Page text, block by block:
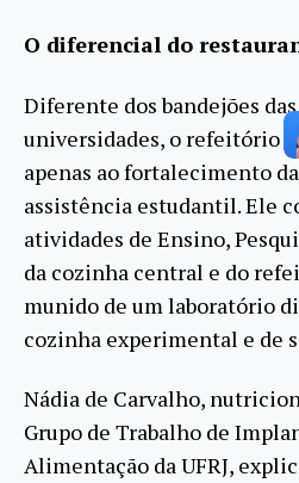
O diferencial do
Diferente dos bandejões
universidades, o refeitório da
apenas ao fortalecimento
assistência estudantil. Ele
atividades de Ensino,
da cozinha central e do
munido de um laboratório
cozinha experimental e de
Nádia de Carvalho,
Grupo de Trabalho de
Alimentação da UFRJ,